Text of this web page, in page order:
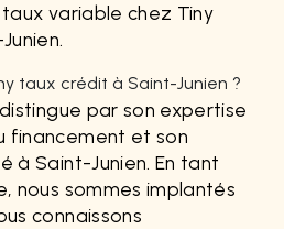
variable chez Tiny
taux crédit à Saint-Junien ?
par son expertise
financement et son
à Saint-Junien. En tant
nous sommes implantés
connaissons